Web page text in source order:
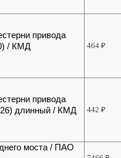
привода
/ КМД
464₽
привода
длинный / КМД
442₽
моста / ПАО